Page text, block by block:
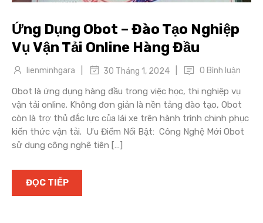
Ứng Dụng Obot – Đào Tạo Nghiệp
Vụ Vận Tải Online Hàng Đầu
lienminhgara 30 Tháng 1, 2024 0 Bình luận
Obot là ứng dụng hàng đầu trong việc học, thi nghiệp vụ
vận tải online. Không đơn giản là nền tảng đào tạo, Obot
còn là trợ thủ đắc lực của lái xe trên hành trình chinh phục
kiến thức vận tải. Ưu Điểm Nổi Bật: Công Nghệ Mới Obot
sử dụng công nghệ tiên […]
ĐỌC TIẾP